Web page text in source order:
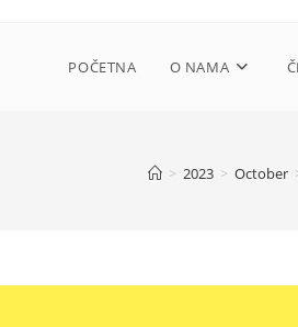
POČETNA O NAMA
> 2023 > October